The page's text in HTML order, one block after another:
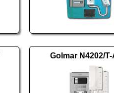
Golmar N4202/